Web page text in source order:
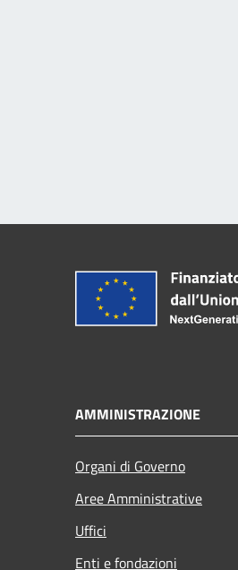
AMMINISTRAZIONE
Organi di Governo
Aree Amministrative
Uffici
Enti e fondazioni